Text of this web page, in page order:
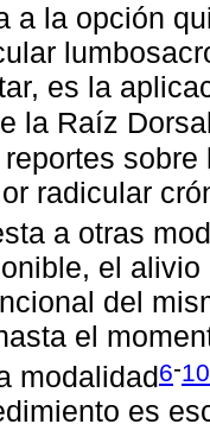
a la opción
es la
la Raíz
radicular
a otras
el
del
el
modalidad6-10
es